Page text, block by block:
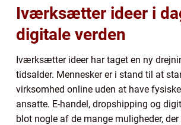
Iværksætter ideer i
digitale verden
Iværksætter ideer har taget en ny
tidsalder. Mennesker er i stand til at
virksomhed online uden at have
ansatte. E-handel, dropshipping og
blot nogle af de mange muligheder, der